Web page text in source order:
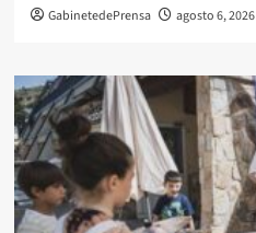
GabinetedePrensa agosto 6, 2026